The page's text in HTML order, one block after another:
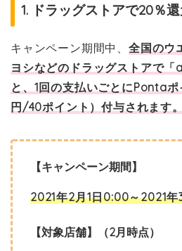
1. ドラッグストアで20％
キャンペーン期間中、 全国のウ
ヨシなどのドラッグストアで「
と、1回の支払いごとにPonta
円/40ポイント）付与されます。
【キャンペーン期間】
2021年2月1日0:00～2021
【対象店舗】（2月時点）